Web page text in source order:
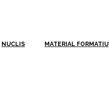
NUCLIS MATERIAL FORMATIU